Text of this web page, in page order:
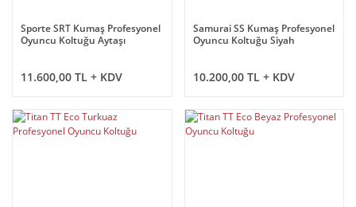
Sporte SRT Kumaş Profesyonel
Oyuncu Koltuğu Aytaşı
11.600,00 TL + KDV
Samurai SS Kumaş Profesyonel
Oyuncu Koltuğu Siyah
10.200,00 TL + KDV